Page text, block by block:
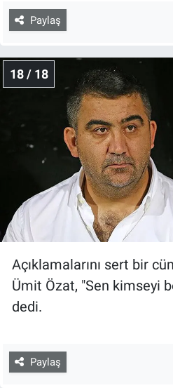
Paylaş
18 / 18
Açıklamalarını sert bir
Ümit Özat, "Sen kimseyi
dedi.
Paylaş